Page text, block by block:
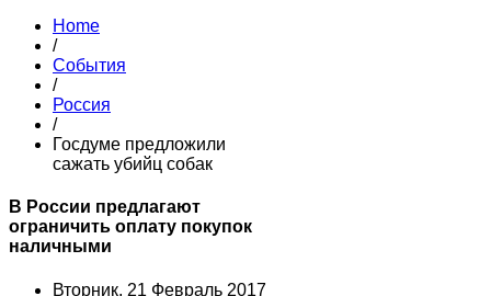
Home
/
События
/
Россия
/
Госдуме предложили
сажать убийц собак
В России предлагают
ограничить оплату покупок
наличными
Вторник, 21 Февраль 2017